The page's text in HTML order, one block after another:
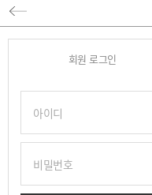
회원 로그인